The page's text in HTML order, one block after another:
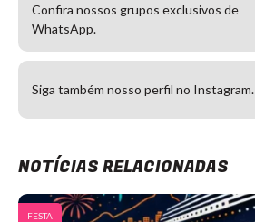
Confira nossos grupos exclusivos de
WhatsApp.
Siga também nosso perfil no Instagram.
NOTÍCIAS RELACIONADAS
FESTA